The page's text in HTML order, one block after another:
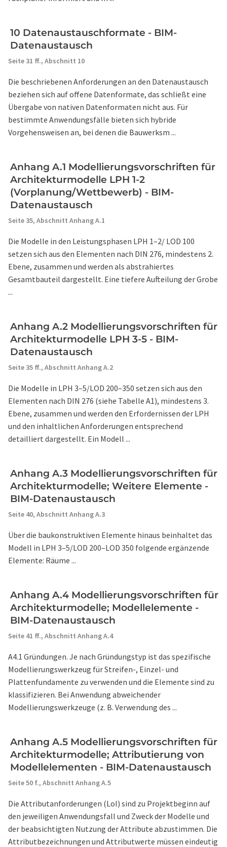
10 Datenaustauschformate - BIM-
Datenaustausch
Seite 31 ff., Abschnitt 10
Die beschriebenen Anforderungen an den Datenaustausch
beziehen sich auf offene Datenformate, das schließt eine
Übergabe von nativen Datenformaten nicht aus. Für
bestimmte Anwendungsfälle bieten sich hybride
Vorgehensweisen an, bei denen die Bauwerksm ...
Anhang A.1 Modellierungsvorschriften für
Architekturmodelle LPH 1-2
(Vorplanung/Wettbewerb) - BIM-
Datenaustausch
Seite 35, Abschnitt Anhang A.1
Die Modelle in den Leistungsphasen LPH 1–2/ LOD 100
setzen sich aus den Elementen nach DIN 276, mindestens 2.
Ebene, zusammen und werden als abstrahiertes
Gesamtbauteil dargestellt. Eine tiefere Aufteilung der Grobe
...
Anhang A.2 Modellierungsvorschriften für
Architekturmodelle LPH 3-5 - BIM-
Datenaustausch
Seite 35 ff., Abschnitt Anhang A.2
Die Modelle in LPH 3–5/LOD 200–350 setzen sich aus den
Elementen nach DIN 276 (siehe Tabelle A1), mindestens 3.
Ebene, zusammen und werden den Erfordernissen der LPH
und den inhaltlichen Anforderungen entsprechend
detailliert dargestellt. Ein Modell ...
Anhang A.3 Modellierungsvorschriften für
Architekturmodelle; Weitere Elemente -
BIM-Datenaustausch
Seite 40, Abschnitt Anhang A.3
Über die baukonstruktiven Elemente hinaus beinhaltet das
Modell in LPH 3–5/LOD 200–LOD 350 folgende ergänzende
Elemente: Räume ...
Anhang A.4 Modellierungsvorschriften für
Architekturmodelle; Modellelemente -
BIM-Datenaustausch
Seite 41 ff., Abschnitt Anhang A.4
A4.1 Gründungen. Je nach Gründungstyp ist das spezifische
Modellierungswerkzeug für Streifen-, Einzel- und
Plattenfundamente zu verwenden und die Elemente sind zu
klassifizieren. Bei Anwendung abweichender
Modellierungswerkzeuge (z. B. Verwendung des ...
Anhang A.5 Modellierungsvorschriften für
Architekturmodelle; Attributierung von
Modellelementen - BIM-Datenaustausch
Seite 50 f., Abschnitt Anhang A.5
Die Attributanforderungen (LoI) sind zu Projektbeginn auf
den jeweiligen Anwendungsfall und Zweck der Modelle und
der beabsichtigten Nutzung der Attribute abzustimmen. Die
Attributbezeichnungen und Attributwerte müssen eindeutig